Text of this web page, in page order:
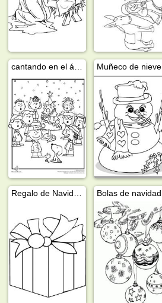
Muñeco de nieve
Bolas de navidad